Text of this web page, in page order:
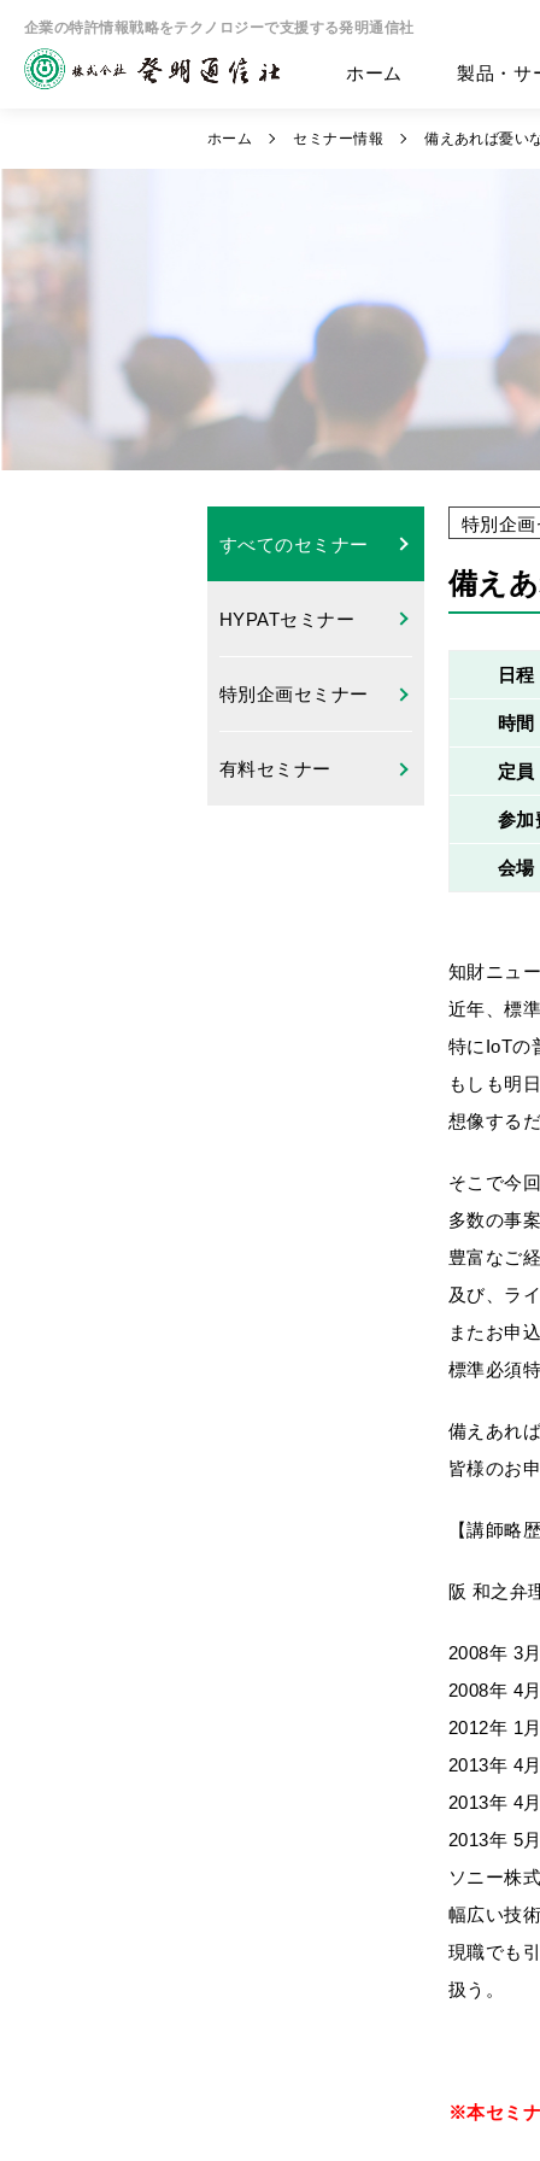
企業の特許情報戦略をテクノロジーで支援する発明通信社
ホーム 製品・サ
ホーム セミナー情報 備えあれば憂い
すべてのセミナー
HYPATセミナー
特別企画セミナー
有料セミナー
特別企画
備え
日程
時間
定員
参加
会場
知財ニュ
近年、標
特にIoTの
もしも明
想像する
そこで今
多数の事
豊富なご
及び、ラ
またお申
標準必須
備えあれ
皆様のお
【講師略歴
阪 和之弁
2008年 3
2008年 4
2012年 1
2013年
2013年 4
2013年 5
ソニー株
幅広い技
現職でも
扱う。
※本セミ